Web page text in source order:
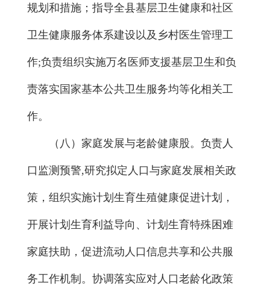
规划和措施；指导全县基层卫生健康和社区
卫生健康服务体系建设以及乡村医生管理工
作;负责组织实施万名医师支援基层卫生和负
责落实国家基本公共卫生服务均等化相关工
作。
（八）家庭发展与老龄健康股。负责人
口监测预警,研究拟定人口与家庭发展相关政
策，组织实施计划生育生殖健康促进计划，
开展计划生育利益导向、计划生育特殊困难
家庭扶助，促进流动人口信息共享和公共服
务工作机制。协调落实应对人口老龄化政策